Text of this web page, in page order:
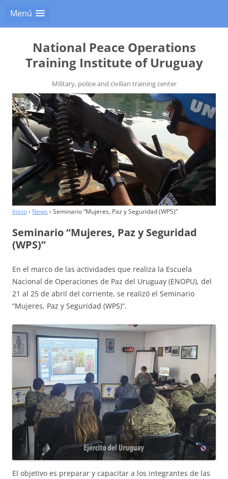
Menú
National Peace Operations
Training Institute of Uruguay
Military, police and civilian training center
Inicio › News › Seminario “Mujeres, Paz y Seguridad (WPS)”
Seminario “Mujeres, Paz y Seguridad
(WPS)”
En el marco de las actividades que realiza la Escuela
Nacional de Operaciones de Paz del Uruguay (ENOPU), del
21 al 25 de abril del corriente, se realizó el Seminario
“Mujeres, Paz y Seguridad (WPS)”.
El objetivo es preparar y capacitar a los integrantes de las